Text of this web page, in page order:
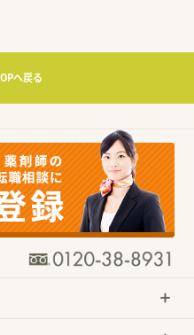
へ戻る